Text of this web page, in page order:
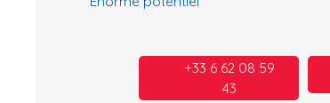
+33 6 62 08 59
43